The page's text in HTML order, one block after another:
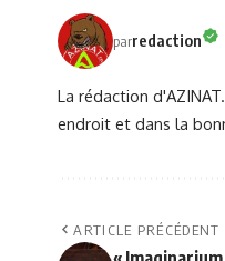
parredaction
La rédaction
endroit et dans la
ARTICLE PRÉCÉDENT